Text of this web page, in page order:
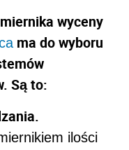
wyceny
ma do wyboru
Są to:
ilości